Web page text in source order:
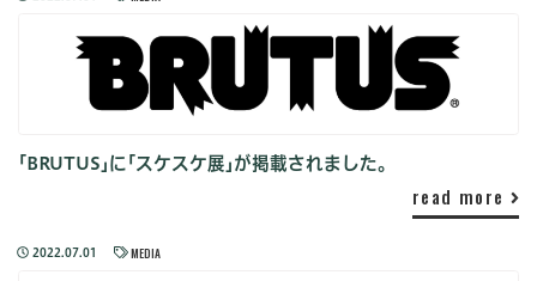
｢BRUTUS｣に｢スケスケ展｣が掲載されました。
read more
2022.07.01 MEDIA